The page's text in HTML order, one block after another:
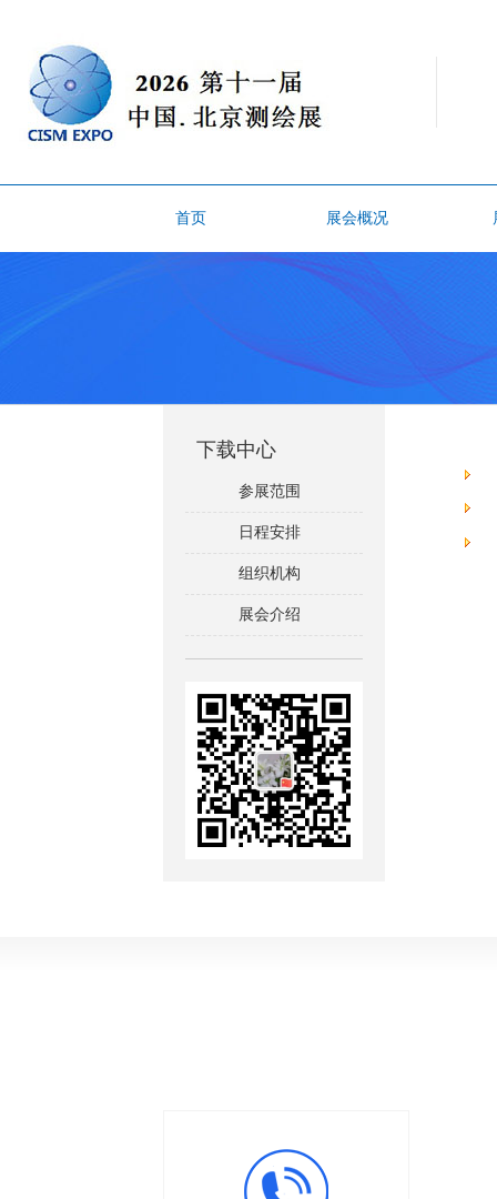
首页 展会概况
下载中心
参展范围
日程安排
组织机构
展会介绍